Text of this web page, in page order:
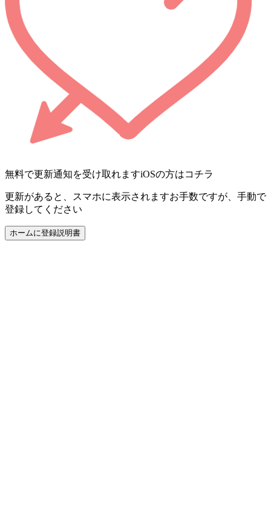
無料で更新通知を受け取れますiOSの方はコチラ
更新があると、スマホに表示されますお手数ですが、手動で
登録してください
ホームに登録説明書